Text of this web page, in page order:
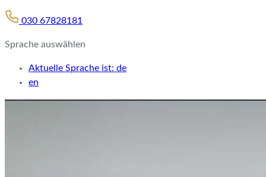
030 67828181
Sprache auswählen
Aktuelle Sprache ist: de
en